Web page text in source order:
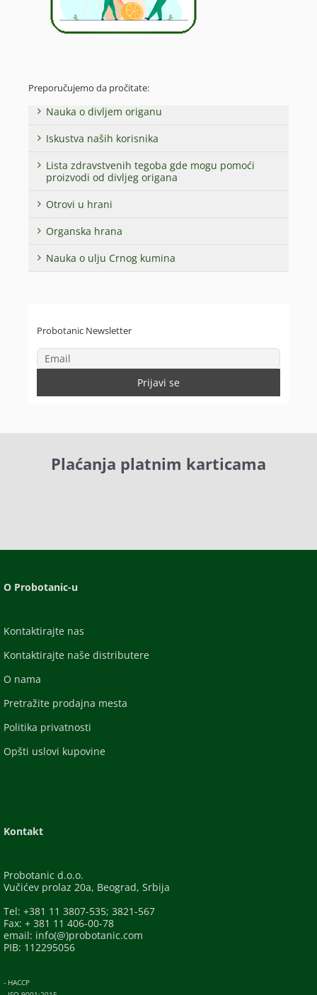
Preporučujemo da pročitate:
Nauka o divljem origanu
Iskustva naših korisnika
Lista zdravstvenih tegoba gde mogu pomoći
proizvodi od divljeg origana
Otrovi u hrani
Organska hrana
Nauka o ulju Crnog kumina
Probotanic Newsletter
Plaćanja platnim karticama
O Probotanic-u
Kontaktirajte nas
Kontaktirajte naše distributere
O nama
Pretražite prodajna mesta
Politika privatnosti
Opšti uslovi kupovine
Kontakt
Probotanic d.o.o.
Vučićev prolaz 20a, Beograd, Srbija
Tel: +381 11 3807-535; 3821-567
Fax: + 381 11 406-00-78
email: info(@)probotanic.com
PIB: 112295056
- HACCP